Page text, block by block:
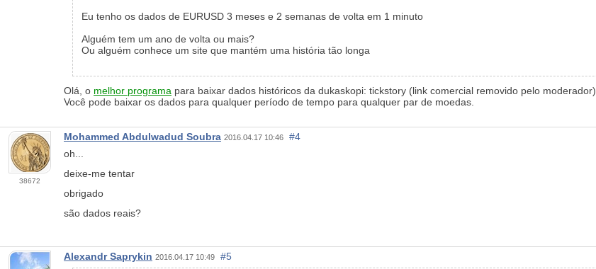
Eu tenho os dados de EURUSD 3 meses e 2 semanas de volta em 1 minuto
Alguém tem um ano de volta ou mais?
Ou alguém conhece um site que mantém uma história tão longa
Olá, o melhor programa para baixar dados históricos da dukaskopi: tickstory (link comercial removido pelo moderador)
Você pode baixar os dados para qualquer período de tempo para qualquer par de moedas.
38672
Mohammed Abdulwadud Soubra 2016.04.17 10:46
#4
oh...
deixe-me tentar
obrigado
são dados reais?
Alexandr Saprykin 2016.04.17 10:49 #5